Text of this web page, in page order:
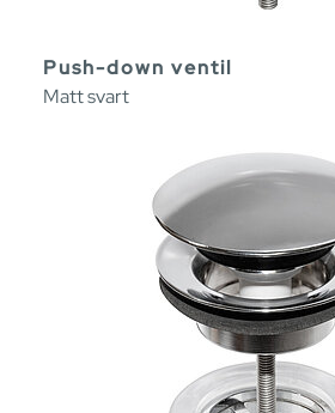
Push-down ventil
Matt svart